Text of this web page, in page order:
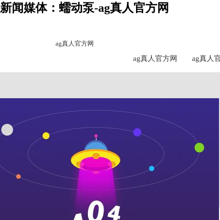
新闻媒体：蠕动泵-ag真人官方网
ag真人官方网
ag真人
ag真人官方网